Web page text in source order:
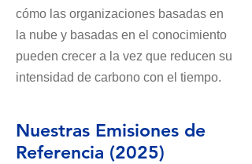
cómo las organizaciones basadas en
la nube y basadas en el conocimiento
pueden crecer a la vez que reducen su
intensidad de carbono con el tiempo.
Nuestras Emisiones de
Referencia (2025)